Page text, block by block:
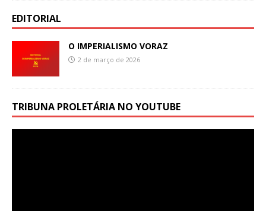
EDITORIAL
O IMPERIALISMO VORAZ
2 de março de 2026
TRIBUNA PROLETÁRIA NO YOUTUBE